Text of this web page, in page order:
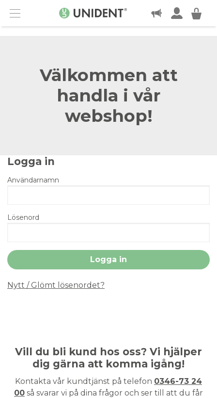
Menu
KONTAKT
Välkommen att
handla i vår
webshop!
Logga in
Användarnamn
Lösenord
Nytt / Glömt lösenordet?
Vill du bli kund hos oss? Vi hjälper
dig gärna att komma igång!
Kontakta vår kundtjänst på telefon 0346-73 24
00 så svarar vi på dina frågor och ser till att du får